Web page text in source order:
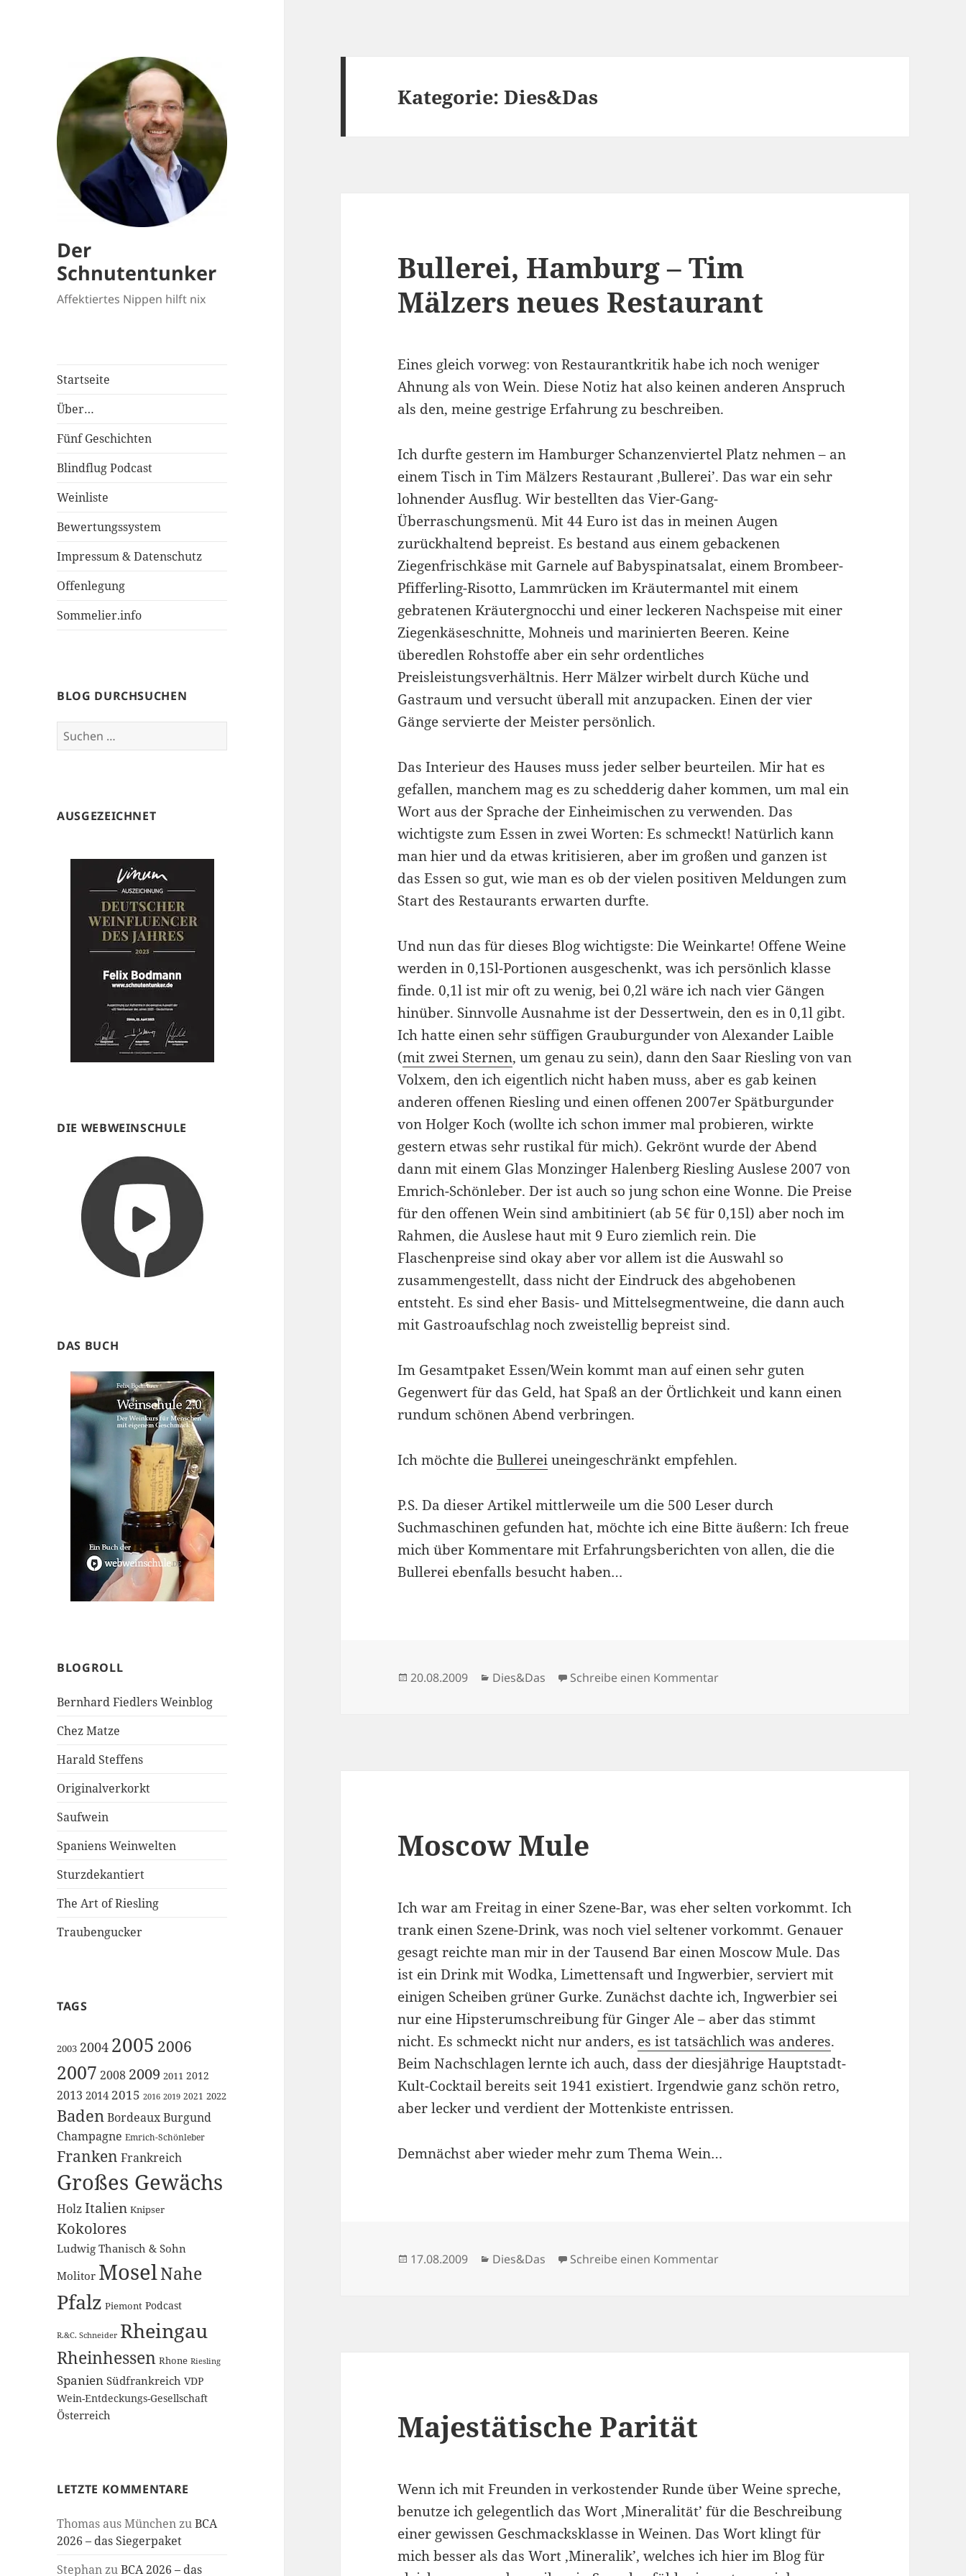
Der
Schnutentunker
Affektiertes Nippen hilft nix
Startseite
Über…
Fünf Geschichten
Blindflug Podcast
Weinliste
Bewertungssystem
Impressum & Datenschutz
Offenlegung
Sommelier.info
BLOG DURCHSUCHEN
Suchen
nach:
AUSGEZEICHNET
DIE WEBWEINSCHULE
DAS BUCH
BLOGROLL
Bernhard Fiedlers Weinblog
Chez Matze
Harald Steffens
Originalverkorkt
Saufwein
Spaniens Weinwelten
Sturzdekantiert
The Art of Riesling
Traubengucker
TAGS
2003 2004 2005 2006
2007 2008 2009 2011 2012
2013 2014 2015 2016 2019 2021 2022
Baden BordeauxBurgund
Champagne Emrich-Schönleber
Franken Frankreich
Großes Gewächs
HolzItalien Knipser
Kokolores
Ludwig Thanisch & Sohn
Molitor MoselNahe
Pfalz Piemont Podcast
R.&C. Schneider Rheingau
Rheinhessen Rhone Riesling
Spanien Südfrankreich VDP
Wein-Entdeckungs-Gesellschaft
Österreich
LETZTE KOMMENTARE
Thomas aus MünchenzuBCA
2026 – das Siegerpaket
StephanzuBCA 2026 – das
Kategorie:Dies&Das
Bullerei, Hamburg – Tim
Mälzers neues Restaurant
Eines gleich vorweg: von Restaurantkritik habe ich noch weniger
Ahnung als von Wein. Diese Notiz hat also keinen anderen Anspruch
als den, meine gestrige Erfahrung zu beschreiben.
Ich durfte gestern im Hamburger Schanzenviertel Platz nehmen – an
einem Tisch in Tim Mälzers Restaurant ‚Bullerei’. Das war ein sehr
lohnender Ausflug. Wir bestellten das Vier-Gang-
Überraschungsmenü. Mit 44 Euro ist das in meinen Augen
zurückhaltend bepreist. Es bestand aus einem gebackenen
Ziegenfrischkäse mit Garnele auf Babyspinatsalat, einem Brombeer-
Pfifferling-Risotto, Lammrücken im Kräutermantel mit einem
gebratenen Kräutergnocchi und einer leckeren Nachspeise mit einer
Ziegenkäseschnitte, Mohneis und marinierten Beeren. Keine
überedlen Rohstoffe aber ein sehr ordentliches
Preisleistungsverhältnis. Herr Mälzer wirbelt durch Küche und
Gastraum und versucht überall mit anzupacken. Einen der vier
Gänge servierte der Meister persönlich.
Das Interieur des Hauses muss jeder selber beurteilen. Mir hat es
gefallen, manchem mag es zu schedderig daher kommen, um mal ein
Wort aus der Sprache der Einheimischen zu verwenden. Das
wichtigste zum Essen in zwei Worten: Es schmeckt! Natürlich kann
man hier und da etwas kritisieren, aber im großen und ganzen ist
das Essen so gut, wie man es ob der vielen positiven Meldungen zum
Start des Restaurants erwarten durfte.
Und nun das für dieses Blog wichtigste: Die Weinkarte! Offene Weine
werden in 0,15l-Portionen ausgeschenkt, was ich persönlich klasse
finde. 0,1l ist mir oft zu wenig, bei 0,2l wäre ich nach vier Gängen
hinüber. Sinnvolle Ausnahme ist der Dessertwein, den es in 0,1l gibt.
Ich hatte einen sehr süffigen Grauburgunder von Alexander Laible
(mit zwei Sternen, um genau zu sein), dann den Saar Riesling von van
Volxem, den ich eigentlich nicht haben muss, aber es gab keinen
anderen offenen Riesling und einen offenen 2007er Spätburgunder
von Holger Koch (wollte ich schon immer mal probieren, wirkte
gestern etwas sehr rustikal für mich). Gekrönt wurde der Abend
dann mit einem Glas Monzinger Halenberg Riesling Auslese 2007 von
Emrich-Schönleber. Der ist auch so jung schon eine Wonne. Die Preise
für den offenen Wein sind ambitiniert (ab 5€ für 0,15l) aber noch im
Rahmen, die Auslese haut mit 9 Euro ziemlich rein. Die
Flaschenpreise sind okay aber vor allem ist die Auswahl so
zusammengestellt, dass nicht der Eindruck des abgehobenen
entsteht. Es sind eher Basis- und Mittelsegmentweine, die dann auch
mit Gastroaufschlag noch zweistellig bepreist sind.
Im Gesamtpaket Essen/Wein kommt man auf einen sehr guten
Gegenwert für das Geld, hat Spaß an der Örtlichkeit und kann einen
rundum schönen Abend verbringen.
Ich möchte dieBullereiuneingeschränkt empfehlen.
P.S. Da dieser Artikel mittlerweile um die 500 Leser durch
Suchmaschinen gefunden hat, möchte ich eine Bitte äußern: Ich freue
mich über Kommentare mit Erfahrungsberichten von allen, die die
Bullerei ebenfalls besucht haben…
Veröffentlicht
20.08.2009 Kategorien
Dies&Das Schreibe einen Kommentarzu Bullerei, Hamburg – Tim Mälzers neues
Moscow Mule
Ich war am Freitag in einer Szene-Bar, was eher selten vorkommt. Ich
trank einen Szene-Drink, was noch viel seltener vorkommt. Genauer
gesagt reichte man mir in der Tausend Bar einen Moscow Mule. Das
ist ein Drink mit Wodka, Limettensaft und Ingwerbier, serviert mit
einigen Scheiben grüner Gurke. Zunächst dachte ich, Ingwerbier sei
nur eine Hipsterumschreibung für Ginger Ale – aber das stimmt
nicht. Es schmeckt nicht nur anders, es ist tatsächlich was anderes.
Beim Nachschlagen lernte ich auch, dass der diesjährige Hauptstadt-
Kult-Cocktail bereits seit 1941 existiert. Irgendwie ganz schön retro,
aber lecker und verdient der Mottenkiste entrissen.
Demnächst aber wieder mehr zum Thema Wein…
Veröffentlicht
17.08.2009 Kategorien
Dies&Das Schreibe einen Kommentarzu Moscow Mule
Majestätische Parität
Wenn ich mit Freunden in verkostender Runde über Weine spreche,
benutze ich gelegentlich das Wort ‚Mineralität’ für die Beschreibung
einer gewissen Geschmacksklasse in Weinen. Das Wort klingt für
mich besser als das Wort ‚Mineralik’, welches ich hier im Blog für